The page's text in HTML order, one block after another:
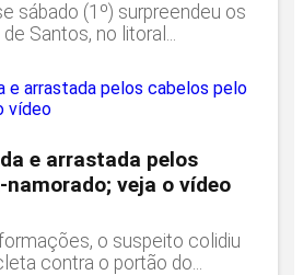
sábado (1º) surpreendeu os
Santos, no litoral...
e arrastada pelos
namorado; veja o vídeo
o suspeito colidiu
contra o portão do...